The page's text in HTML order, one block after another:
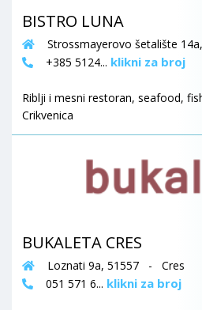
BISTRO LUNA
Strossmayerovo šetalište
+385 5124... klikni za broj
Riblji i mesni restoran, seafood,
Crikvenica
BUKALETA CRES
Loznati 9a, 51557 - Cres
051 571 6... klikni za broj